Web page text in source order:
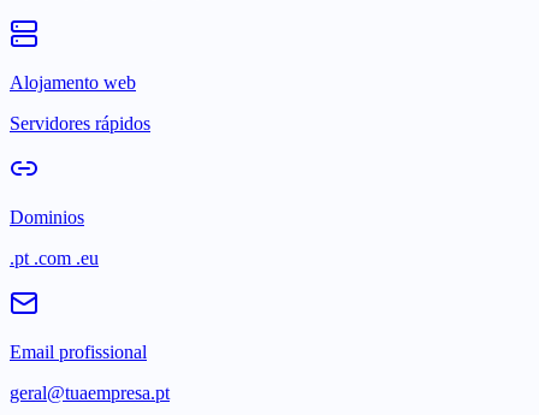
Alojamento web
Servidores rápidos
Dominios
.pt .com .eu
Email profissional
geral@tuaempresa.pt